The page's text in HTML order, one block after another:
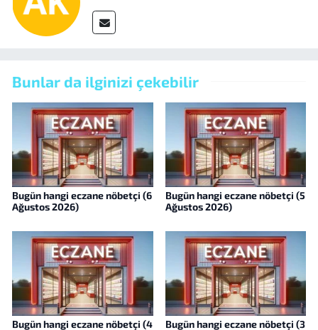
Bunlar da ilginizi çekebilir
Bugün hangi eczane nöbetçi (6
Ağustos 2026)
Bugün hangi eczane nöbetçi (5
Ağustos 2026)
Bugün hangi eczane nöbetçi (4
Bugün hangi eczane nöbetçi (3